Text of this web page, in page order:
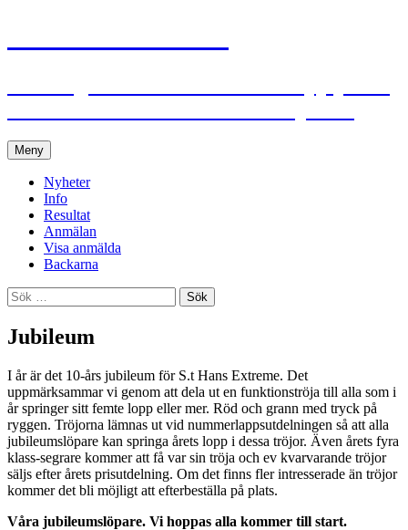
Meny Hoppa
till
innehåll
Nyheter
Info
Resultat
Anmälan
Visa anmälda
Backarna
Sök
efter:
Jubileum
I år är det 10-års jubileum för S.t Hans Extreme. Det
uppmärksammar vi genom att dela ut en funktionströja till alla som i
år springer sitt femte lopp eller mer. Röd och grann med tryck på
ryggen. Tröjorna lämnas ut vid nummerlappsutdelningen så att alla
jubileumslöpare kan springa årets lopp i dessa tröjor. Även årets fyra
klass-segrare kommer att få var sin tröja och ev kvarvarande tröjor
säljs efter årets prisutdelning. Om det finns fler intresserade än tröjor
kommer det bli möjligt att efterbeställa på plats.
Våra jubileumslöpare. Vi hoppas alla kommer till start.